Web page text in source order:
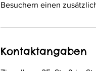
Besuchern einen
Kontaktangaben